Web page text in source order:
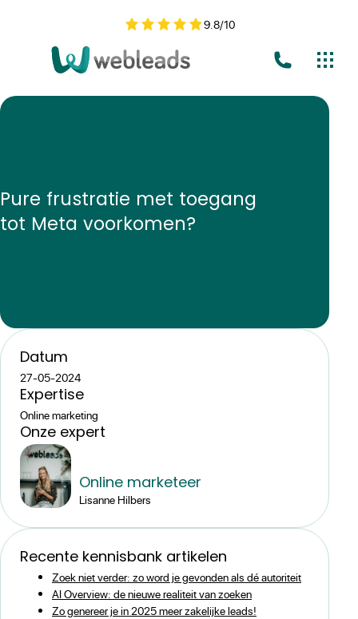
9.8/10
Pure frustratie met toegang
tot Meta voorkomen?
Datum
27-05-2024
Expertise
Online marketing
Onze expert
Online marketeer
Lisanne Hilbers
Recente kennisbank artikelen
Zoek niet verder: zo word je gevonden als dé autoriteit
AI Overview: de nieuwe realiteit van zoeken
Zo genereer je in 2025 meer zakelijke leads!